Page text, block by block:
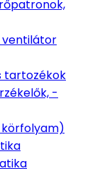
ventilátor
tartozékok
-
körfolyam)